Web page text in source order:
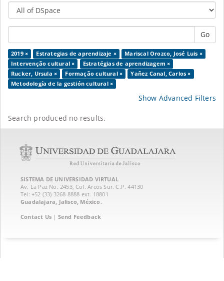
Go
2019 × Estrategias de aprendizaje ×
Mariscal Orozco, José Luis ×
Intervenção cultural ×
Estratégias de aprendizagem ×
Rucker, Ursula ×
Formação cultural ×
Yañez Canal, Carlos ×
Metodología de la gestión cultural ×
Show Advanced Filters
Search produced no results.
SISTEMA DE UNIVERSIDAD VIRTUAL
Av. La Paz No. 2453, Col. Arcos Sur. C.P. 44130
Tel: +52 (33) 3268 8888‏ ext. 18801
Guadalajara, Jalisco, México.
Contact Us | Send Feedback